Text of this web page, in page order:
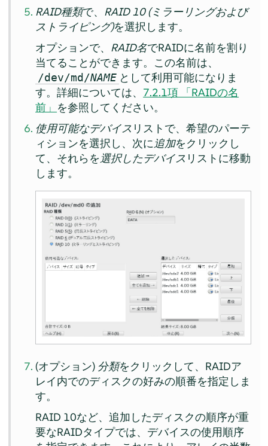
RAID種類で、 RAID 10 (ミラーリングおよび
ストライピング)を選択します。
オプションで、 RAID名でRAIDに名前を割り
当てることができます。この名前は、
/dev/md/NAME として利用可能になりま
す。詳細については、 7.2.1項 「RAIDの名
前」 を参照してください。
使用可能なデバイス リストで、希望のパーテ
ィションを選択し、次に追加をクリックし
て、それらを選択したデバイス リストに移動
します。
(オプション) 分類をクリックして、RAIDア
レイ内でのディスクの好みの順番を指定しま
す。
RAID 10など、追加したディスクの順序が重
要なRAIDタイプでは、デバイスの使用順序